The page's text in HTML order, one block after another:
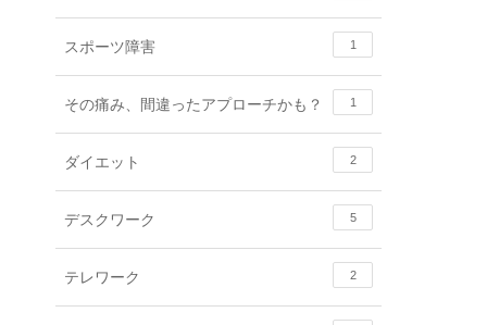
スポーツ障害 1
その痛み、間違ったアプローチかも？ 1
ダイエット 2
デスクワーク 5
テレワーク 2